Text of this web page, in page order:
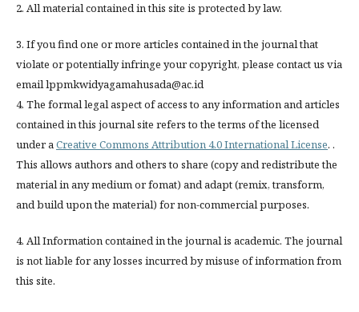
2. All material contained in this site is protected by law.
3. If you find one or more articles contained in the journal that
violate or potentially infringe your copyright, please contact us via
email lppmkwidyagamahusada@ac.id
4. The formal legal aspect of access to any information and articles
contained in this journal site refers to the terms of the licensed
under aCreative Commons Attribution 4.0 International License. .
This allows authors and others to share (copy and redistribute the
material in any medium or fomat) and adapt (remix, transform,
and build upon the material) for non-commercial purposes.
4. All Information contained in the journal is academic. The journal
is not liable for any losses incurred by misuse of information from
this site.